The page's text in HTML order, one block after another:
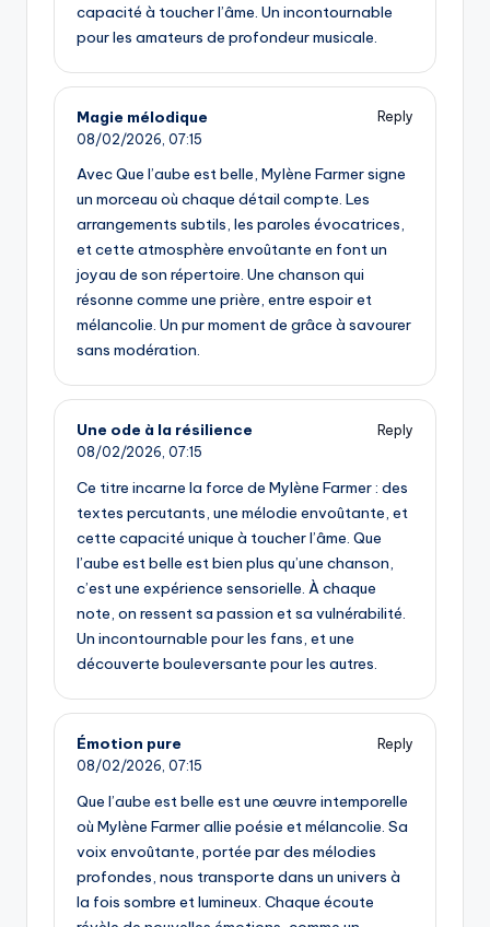
capacité à toucher l’âme. Un incontournable
pour les amateurs de profondeur musicale.
Magie mélodique
Reply
08/02/2026, 07:15
Avec Que l’aube est belle, Mylène Farmer signe
un morceau où chaque détail compte. Les
arrangements subtils, les paroles évocatrices,
et cette atmosphère envoûtante en font un
joyau de son répertoire. Une chanson qui
résonne comme une prière, entre espoir et
mélancolie. Un pur moment de grâce à savourer
sans modération.
Une ode à la résilience
Reply
08/02/2026, 07:15
Ce titre incarne la force de Mylène Farmer : des
textes percutants, une mélodie envoûtante, et
cette capacité unique à toucher l’âme. Que
l’aube est belle est bien plus qu’une chanson,
c’est une expérience sensorielle. À chaque
note, on ressent sa passion et sa vulnérabilité.
Un incontournable pour les fans, et une
découverte bouleversante pour les autres.
Émotion pure
Reply
08/02/2026, 07:15
Que l’aube est belle est une œuvre intemporelle
où Mylène Farmer allie poésie et mélancolie. Sa
voix envoûtante, portée par des mélodies
profondes, nous transporte dans un univers à
la fois sombre et lumineux. Chaque écoute